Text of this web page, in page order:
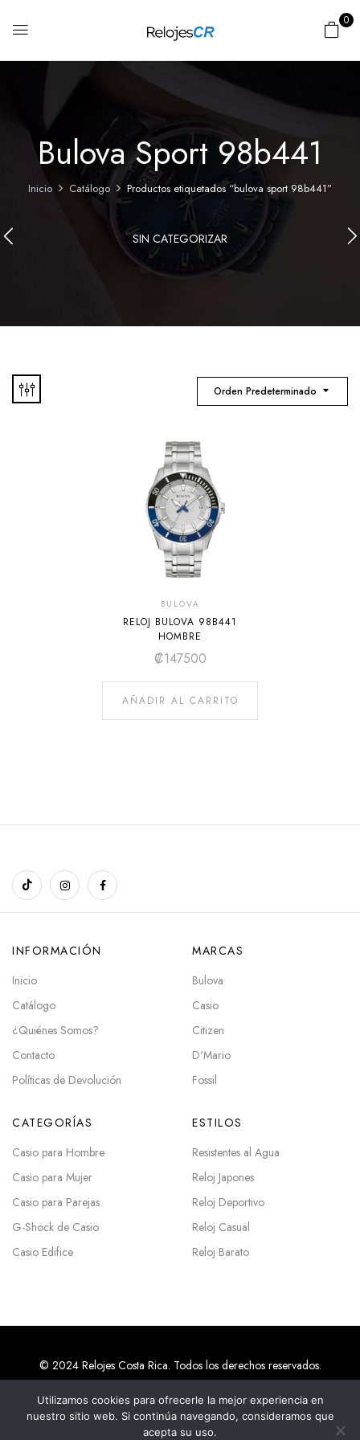
0
Bulova Sport 98b441
Inicio Catálogo Productos etiquetados “bulova sport 98b441”
SIN CATEGORIZAR
Orden Predeterminado
BULOVA
RELOJ BULOVA 98B441
HOMBRE
₡147500
AÑADIR AL CARRITO
INFORMACIÓN
Inicio
Catálogo
¿Quiénes Somos?
Contacto
Políticas de Devolución
MARCAS
Bulova
Casio
Citizen
D'Mario
Fossil
CATEGORÍAS
Casio para Hombre
Casio para Mujer
Casio para Parejas
G-Shock de Casio
Casio Edifice
ESTILOS
Resistentes al Agua
Reloj Japones
Reloj Deportivo
Reloj Casual
Reloj Barato
© 2024 Relojes Costa Rica. Todos los derechos reservados.
Agencias SEO en Costa Rica
Utilizamos cookies para ofrecerle la mejor experiencia en
nuestro sitio web. Si continúa navegando, consideramos que
acepta su uso.